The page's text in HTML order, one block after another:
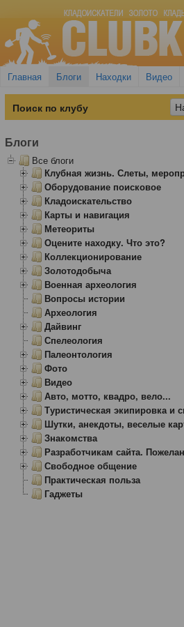
Главная Блоги Находки Видео
Блоги
Все блоги
Клубная жизнь. Слеты,
Оборудование поисковое
Кладоискательство
Карты и навигация
Метеориты
Оцените находку. Что это?
Коллекционирование
Золотодобыча
Военная археология
Вопросы истории
Археология
Дайвинг
Спелеология
Палеонтология
Фото
Видео
Авто, мотто, квадро, вело...
Туристическая экипировка и
Шутки, анекдоты, веселые
Знакомства
Разработчикам сайта.
Свободное общение
Практическая польза
Гаджеты